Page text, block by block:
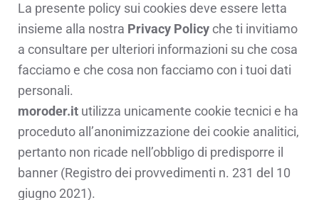
La presente policy sui cookies deve essere letta
insieme alla nostra Privacy Policyche ti invitiamo
a consultare per ulteriori informazioni su che cosa
facciamo e che cosa non facciamo con i tuoi dati
personali.
moroder.it utilizza unicamente cookie tecnici e ha
proceduto all’anonimizzazione dei cookie analitici,
pertanto non ricade nell’obbligo di predisporre il
banner (Registro dei provvedimenti n. 231 del 10
giugno 2021).